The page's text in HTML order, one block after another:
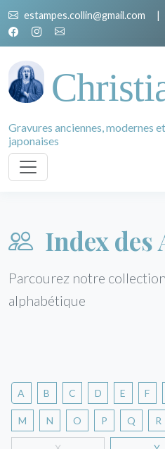
estampes.collin@gmail.com |
Gravures anciennes, modernes
japonaises
Index des
Parcourez notre
alphabétique
A B C D E F
M N O P Q R